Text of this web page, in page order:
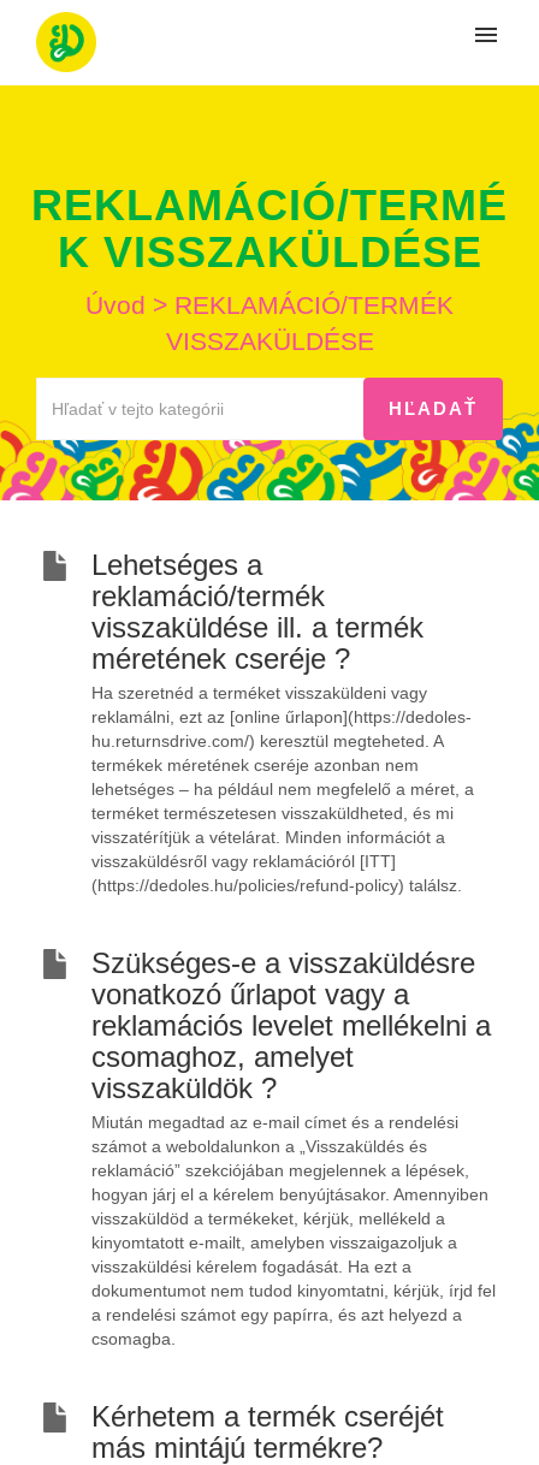
Prihlásenie
REKLAMÁCIÓ/TERMÉ
K VISSZAKÜLDÉSE
Úvod > REKLAMÁCIÓ/TERMÉK
VISSZAKÜLDÉSE
Lehetséges a
reklamáció/termék
visszaküldése ill. a termék
méretének cseréje ?
Ha szeretnéd a terméket visszaküldeni vagy
reklamálni, ezt az [online űrlapon](https://dedoles-
hu.returnsdrive.com/) keresztül megteheted. A
termékek méretének cseréje azonban nem
lehetséges – ha például nem megfelelő a méret, a
terméket természetesen visszaküldheted, és mi
visszatérítjük a vételárat. Minden információt a
visszaküldésről vagy reklamációról [ITT]
(https://dedoles.hu/policies/refund-policy) találsz.
Szükséges-e a visszaküldésre
vonatkozó űrlapot vagy a
reklamációs levelet mellékelni a
csomaghoz, amelyet
visszaküldök ?
Miután megadtad az e-mail címet és a rendelési
számot a weboldalunkon a „Visszaküldés és
reklamáció” szekciójában megjelennek a lépések,
hogyan járj el a kérelem benyújtásakor. Amennyiben
visszaküldöd a termékeket, kérjük, mellékeld a
kinyomtatott e-mailt, amelyben visszaigazoljuk a
visszaküldési kérelem fogadását. Ha ezt a
dokumentumot nem tudod kinyomtatni, kérjük, írjd fel
a rendelési számot egy papírra, és azt helyezd a
csomagba.
Kérhetem a termék cseréjét
más mintájú termékre?